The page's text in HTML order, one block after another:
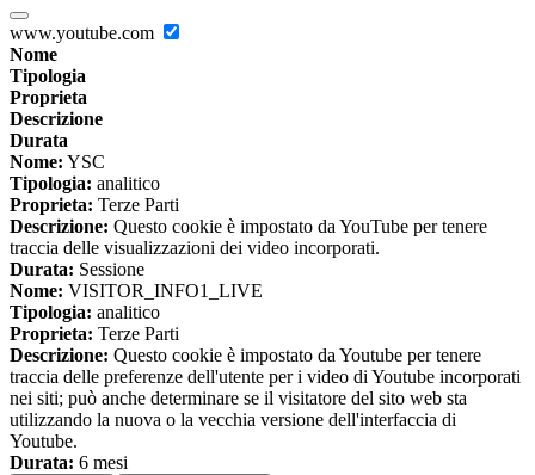
www.youtube.com
Nome
Tipologia
Proprieta
Descrizione
Durata
Nome: YSC
Tipologia: analitico
Proprieta: Terze Parti
Descrizione: Questo cookie è impostato da YouTube per tenere
traccia delle visualizzazioni dei video incorporati.
Durata: Sessione
Nome: VISITOR_INFO1_LIVE
Tipologia: analitico
Proprieta: Terze Parti
Descrizione: Questo cookie è impostato da Youtube per tenere
traccia delle preferenze dell'utente per i video di Youtube incorporati
nei siti; può anche determinare se il visitatore del sito web sta
utilizzando la nuova o la vecchia versione dell'interfaccia di
Youtube.
Durata: 6 mesi